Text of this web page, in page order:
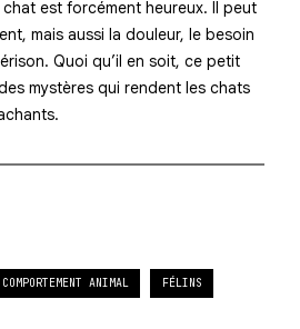
chat est forcément heureux. Il peut
mais aussi la douleur, le besoin
Quoi qu’il en soit, ce petit
mystères qui rendent les chats
COMPORTEMENT ANIMAL FÉLINS